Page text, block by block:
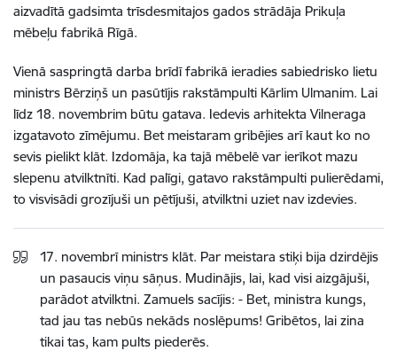
aizvadītā gadsimta trīsdesmitajos gados strādāja Prikuļa
mēbeļu fabrikā Rīgā.
Vienā saspringtā darba brīdī fabrikā ieradies sabiedrisko lietu
ministrs Bērziņš un pasūtījis rakstāmpulti Kārlim Ulmanim. Lai
līdz 18. novembrim būtu gatava. Iedevis arhitekta Vilneraga
izgatavoto zīmējumu. Bet meistaram gribējies arī kaut ko no
sevis pielikt klāt. Izdomāja, ka tajā mēbelē var ierīkot mazu
slepenu atvilktnīti. Kad palīgi, gatavo rakstāmpulti pulierēdami,
to visvisādi grozījuši un pētījuši, atvilktni uziet nav izdevies.
17. novembrī ministrs klāt. Par meistara stiķi bija dzirdējis
un pasaucis viņu sāņus. Mudinājis, lai, kad visi aizgājuši,
parādot atvilktni. Zamuels sacījis: - Bet, ministra kungs,
tad jau tas nebūs nekāds noslēpums! Gribētos, lai zina
tikai tas, kam pults piederēs.